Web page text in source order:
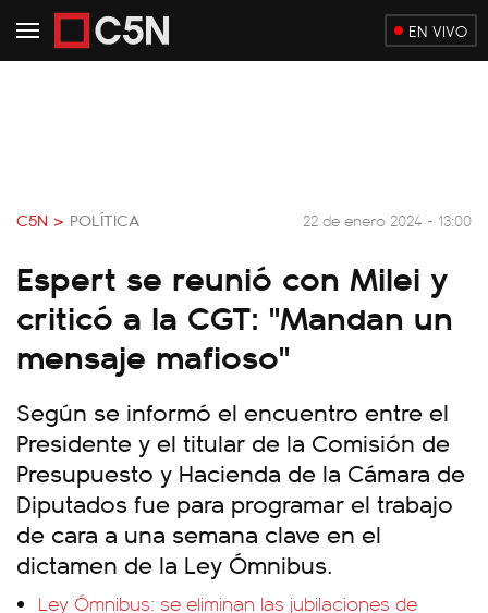
EN VIVO
C5N > POLÍTICA 22 de enero 2024 - 13:00
Espert se reunió con Milei y
criticó a la CGT: "Mandan un
mensaje mafioso"
Según se informó el encuentro entre el
Presidente y el titular de la Comisión de
Presupuesto y Hacienda de la Cámara de
Diputados fue para programar el trabajo
de cara a una semana clave en el
dictamen de la Ley Ómnibus.
Ley Ómnibus: se eliminan las jubilaciones de